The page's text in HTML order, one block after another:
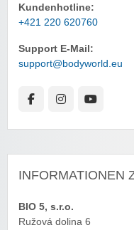
Kundenhotline:
+421 220 620760
Support E-Mail:
support@bodyworld.eu
INFORMATIONEN
BIO 5, s.r.o.
Ružová dolina 6